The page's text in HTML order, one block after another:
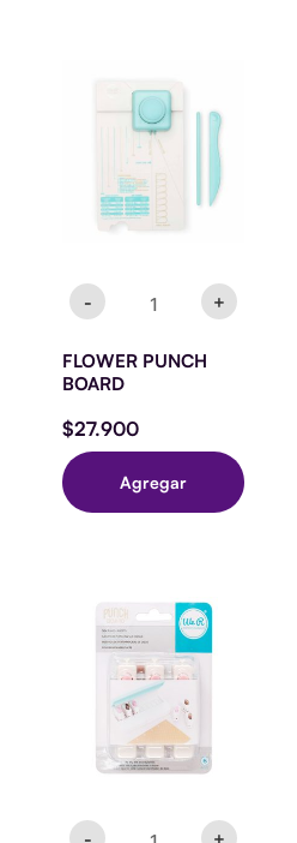
-
BOARD
cantidad
+
FLOWER PUNCH
BOARD
$27.900
Agregar
-
-
WR
-
PLANNER
DISC
PUNCHES
-
6
+